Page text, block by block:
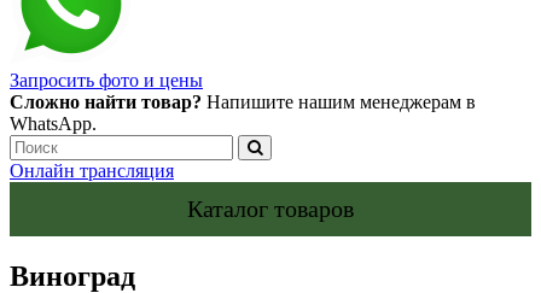
Запросить фото и цены
Сложно найти товар? Напишите нашим менеджерам в
WhatsApp.
Онлайн трансляция
Каталог товаров
Виноград